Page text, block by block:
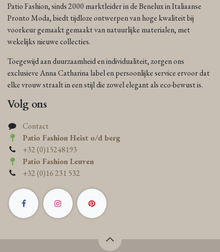
Patio Fashion, sinds 2000 marktleider in de Benelux in Italiaanse
Pronto Moda, biedt tijdloze ontwerpen van hoge kwaliteit bij
voorkeur gemaakt gemaakt van natuurlijke materialen, met
wekelijks nieuwe collecties.
Toegewijd aan duurzaamheid en individualiteit, zorgen ons
exclusieve Anna Catharina label en persoonlijke service ervoor dat
elke vrouw straalt in een stijl die zowel elegant als eco-bewust is.
Volg ons
Contact
Patio Fashion Heist o/d berg
+32 (0)15248193
Patio Fashion Leuven
+32 (0)16 231 532